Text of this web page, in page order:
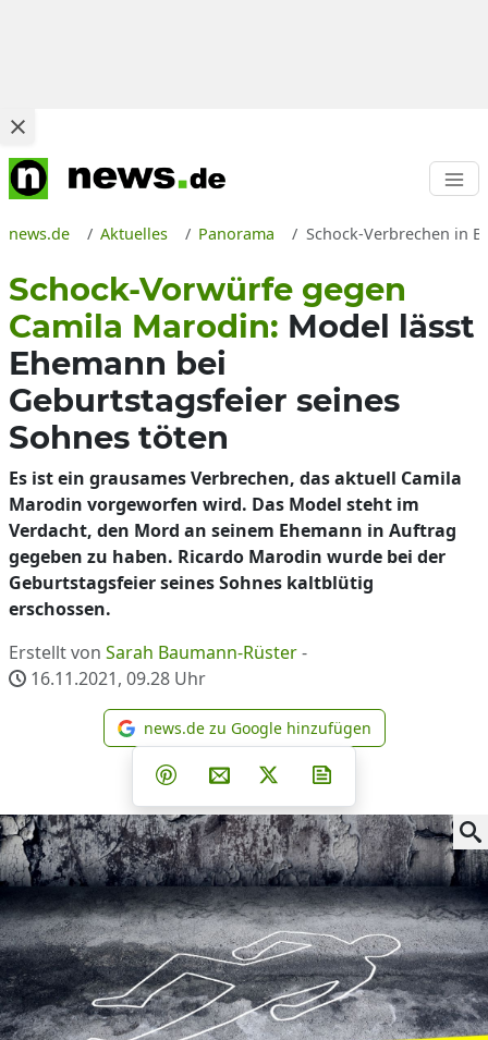
news.de Aktuelles Panorama Schock-Verbrechen in
Schock-Vorwürfe gegen
Camila Marodin: Model lässt
Ehemann bei
Geburtstagsfeier seines
Sohnes töten
Es ist ein grausames Verbrechen, das aktuell Camila
Marodin vorgeworfen wird. Das Model steht im
Verdacht, den Mord an seinem Ehemann in Auftrag
gegeben zu haben. Ricardo Marodin wurde bei der
Geburtstagsfeier seines Sohnes kaltblütig
erschossen.
Erstellt von Sarah Baumann-Rüster-
16.11.2021, 09.28 Uhr
news.de zu Google
news.de zu Google hinzufügen
Teilen auf Facebook
Teilen auf Whatsapp
Teilen auf Telegram
Teilen auf Pinterest
Per E-Mail teilen
Post auf X